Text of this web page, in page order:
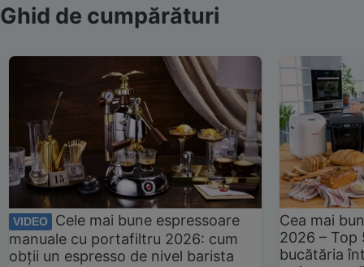
Ghid de cumpărături
VIDEO
Cele mai bune espressoare
manuale cu portafiltru 2026: cum
obții un espresso de nivel barista
Cea mai
2026 –
bucătăria